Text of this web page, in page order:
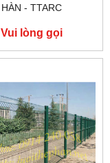
HÀN - TTARC
Vui lòng gọi